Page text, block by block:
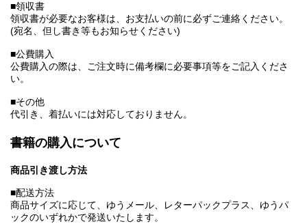
■領収書
領収書が必要なお客様は、お支払いの前に必ずご連絡ください。
(宛名、但し書き等もお知らせください)
■公費購入
公費購入の際は、ご注文時に備考欄に必要事項等をご記入くださ
い。
■その他
代引き、着払いには対応しておりません。
書籍の購入について
商品引き渡し方法
■配送方法
商品サイズに応じて、ゆうメール、レターパックプラス、ゆうパ
ックのいずれかで発送いたします。